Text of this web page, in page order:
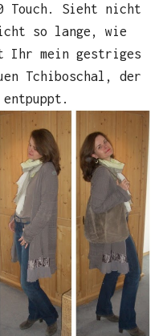
Touch. Sieht nicht
so lange, wie
Ihr mein gestriges
Tchiboschal, der